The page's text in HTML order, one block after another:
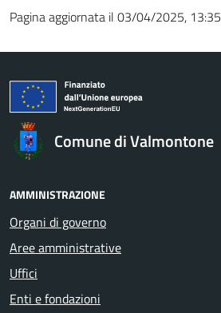
Pagina aggiornata il 03/04/2025, 13:35
Comune di Valmontone
AMMINISTRAZIONE
Organi di governo
Aree amministrative
Uffici
Enti e fondazioni